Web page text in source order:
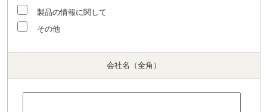
製品の情報に関して
その他
会社名（全角）